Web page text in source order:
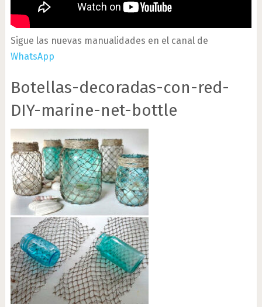
Sigue las nuevas manualidades en el canal de
WhatsApp
Botellas-decoradas-con-red-
DIY-marine-net-bottle